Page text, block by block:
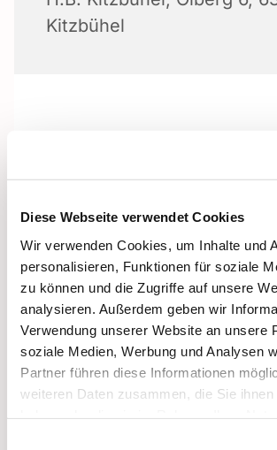
Diese Webseite verwendet Cookies
Wir verwenden Cookies, um Inhalte und
personalisieren, Funktionen für soziale
zu können und die Zugriffe auf unsere
analysieren. Außerdem geben wir
Verwendung unserer Website an unsere
soziale Medien, Werbung und Analysen
Partner führen diese Informationen
weiteren Daten zusammen, die Sie
Kitzbühel